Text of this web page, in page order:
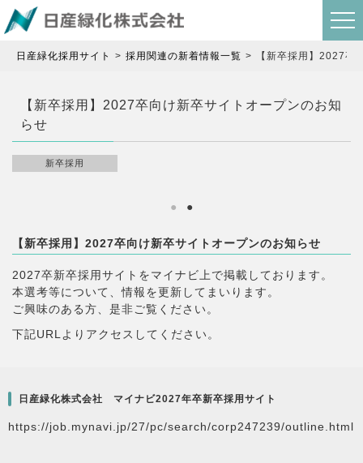
日産緑化採用サイト 採用関連の新着情報一覧 【新卒採用】2027卒
【新卒採用】2027卒向け新卒サイトオープンのお知
らせ
新卒採用
【新卒採用】2027卒向け新卒サイトオープンのお知らせ
2027卒新卒採用サイトをマイナビ上で掲載しております。
本選考等について、情報を更新してまいります。
ご興味のある方、是非ご覧ください。
下記URLよりアクセスしてください。
日産緑化株式会社 マイナビ2027年卒新卒採用サイト
https://job.mynavi.jp/27/pc/search/corp247239/outline.html